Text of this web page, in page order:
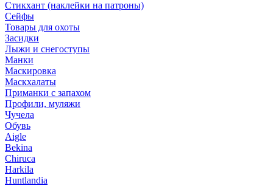
Стикхант (наклейки на патроны)
Сейфы
Товары для охоты
Засидки
Лыжи и снегоступы
Манки
Маскировка
Маскхалаты
Приманки с запахом
Профили, муляжи
Чучела
Обувь
Aigle
Bekina
Chiruсa
Harkila
Huntlandia